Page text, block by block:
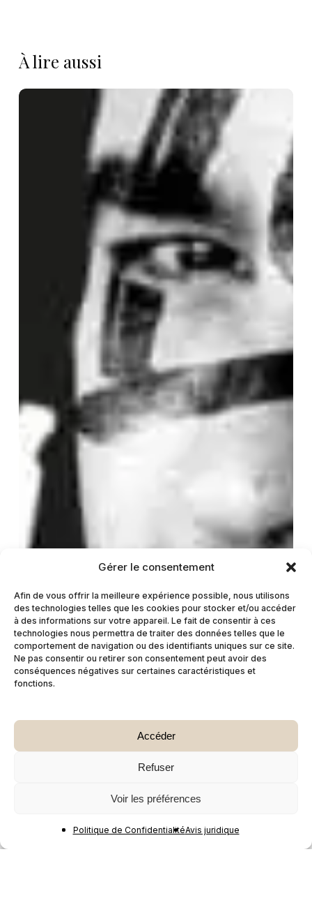
Gérer le consentement
Afin de vous offrir la meilleure expérience possible, nous utilisons
des technologies telles que les cookies pour stocker et/ou accéder
à des informations sur votre appareil. Le fait de consentir à ces
technologies nous permettra de traiter des données telles que le
comportement de navigation ou des identifiants uniques sur ce site.
Ne pas consentir ou retirer son consentement peut avoir des
conséquences négatives sur certaines caractéristiques et
fonctions.
Accéder
Refuser
Voir les préférences
Politique de ConfidentialitéAvis juridique
À lire aussi